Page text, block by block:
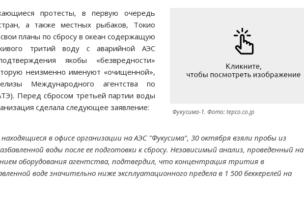
Фукусима-1. Фото: tepco.co.jp
протесты, в первую очередь
а также местных рыбаков, Токио
планы по сбросу в океан содержащую
тритий воду с аварийной АЭС
якобы «безвредности»
неизменно именуют «очищенной»,
Международного агентства по
Перед сбросом третьей партии воды
сделала следующее заявление:
в офисе организации на АЭС "Фукусима", 30 октября взяли пробы из
воды после ее подготовки к сбросу. Независимый анализ, проведенный на
оборудования агентства, подтвердил, что концентрация трития в
воде значительно ниже эксплуатационного предела в 1 500 беккерелей на